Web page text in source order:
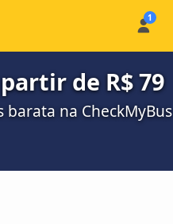
de R$ 79
na CheckMyBus